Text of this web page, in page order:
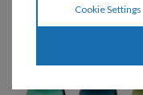
Cookie Settings